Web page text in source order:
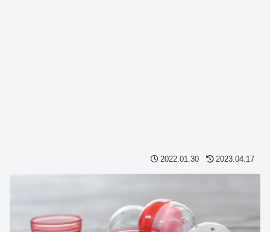
2022.01.30 2023.04.17